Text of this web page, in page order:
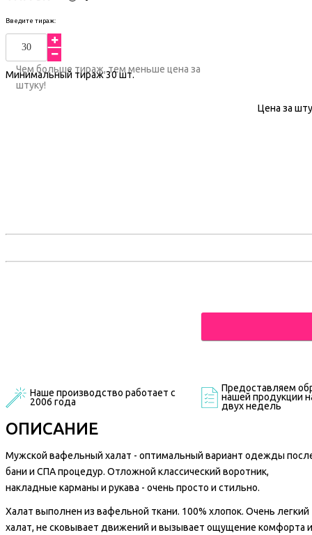
Введите тираж:
Чем больше тираж, тем меньше цена за
штуку!
Минимальный тираж30шт.
Цена за
Наше производство работает с
2006 года
Предоставляем
нашей продукции
двух недель
ОПИСАНИЕ
Мужской вафельный халат - оптимальный вариант одежды
бани и СПА процедур. Отложной классический воротник,
накладные карманы и рукава - очень просто и стильно.
Халат выполнен из вафельной ткани. 100% хлопок. Очень легкий
халат, не сковывает движений и вызывает ощущение комфорта и